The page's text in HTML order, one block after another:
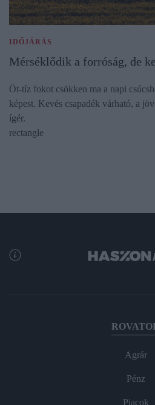
IDŐJÁRÁS
Mérséklődik a forróság, de
Öt-tíz fokot csökken ma a napi
képest. Kevés csapadék várható, a
ígér.
rectangle
Agrár
Pénz
Piacok